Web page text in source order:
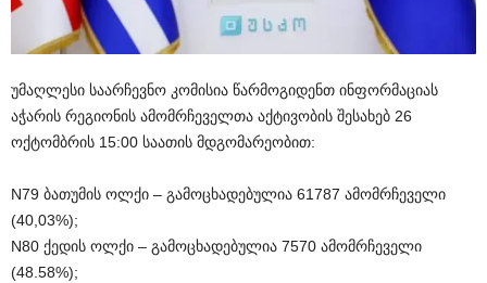
უმაღლესი საარჩევნო კომისია წარმოგიდენთ ინფორმაციას
აჭარის რეგიონის ამომრჩეველთა აქტივობის შესახებ 26
ოქტომბრის 15:00 საათის მდგომარეობით:
N79 ბათუმის ოლქი – გამოცხადებულია 61787 ამომრჩეველი
(40,03%);
N80 ქედის ოლქი – გამოცხადებულია 7570 ამომრჩეველი
(48.58%);